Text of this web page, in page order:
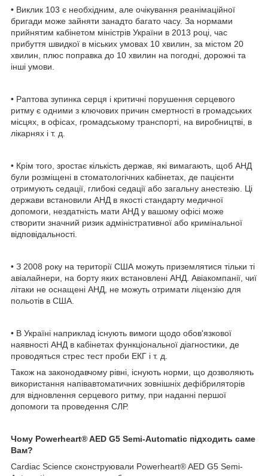
• Виклик 103 є необхідним, але очікування реанімаційної
бригади може зайняти занадто багато часу. За нормами
прийнятим кабінетом міністрів України в 2013 році, час
прибуття швидкої в міських умовах 10 хвилин, за містом 20
хвилин, плюс поправка до 10 хвилин на погодні, дорожні та
інші умови.
• Раптова зупинка серця і критичні порушення серцевого
ритму є одними з ключових причин смертності в громадських
місцях, в офісах, громадському транспорті, на виробництві, в
лікарнях і т. д.
• Крім того, зростає кількість держав, які вимагають, щоб АНД
були розміщені в стоматологічних кабінетах, де пацієнти
отримують седації, глибокі седації або загальну анестезію. Ці
держави встановили АНД в якості стандарту медичної
допомоги, нездатність мати АНД у вашому офісі може
створити значний ризик адміністративної або кримінальної
відповідальності.
• З 2008 року на території США можуть приземлятися тільки ті
авіалайнери, на борту яких встановлені АНД. Авіакомпанії, чиї
літаки не оснащені АНД, не можуть отримати ліцензію для
польотів в США.
• В Україні наприклад існують вимоги щодо обов'язкової
наявності АНД в кабінетах функціональної діагностики, де
проводяться стрес тест проби ЕКГ і т. д.
Також на законодавчому рівні, існують норми, що дозволяють
використання напівавтоматичних зовнішніх дефібриляторів
для відновлення серцевого ритму, при наданні першої
допомоги та проведення СЛР.
Чому Powerheart® AED G5 Semi-Automatic підходить саме
Вам?
Cardiac Science сконструювали Powerheart® AED G5 Semi-